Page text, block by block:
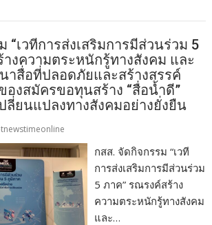
“เวทีการส่งเสริมการมีส่วนร่วม 5
งความตระหนักรู้ทางสังคม และ
าสื่อที่ปลอดภัยและสร้างสรรค์
งสมัครขอทุนสร้าง “สื่อน้ำดี”
ปลี่ยนแปลงทางสังคมอย่างยั่งยืน
กสส. จัดกิจกรรม “เวที
การส่งเสริมการมีส่วนร่วม
5 ภาค” รณรงค์สร้าง
ความตระหนักรู้ทางสังคม
และ…